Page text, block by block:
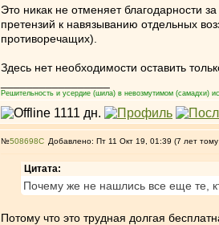
Это никак не отменяет благодарности
претензий к навязыванию отдельных
противоречащих).
Здесь нет необходимости оставить
Решительность и усердие (шила) в невозмутимом (самадхи)
№508698 Добавлено: Пт 11 Окт 19, 01:39 (7 лет
Цитата:
Почему же не нашлись все еще те,
Потому что это трудная долгая